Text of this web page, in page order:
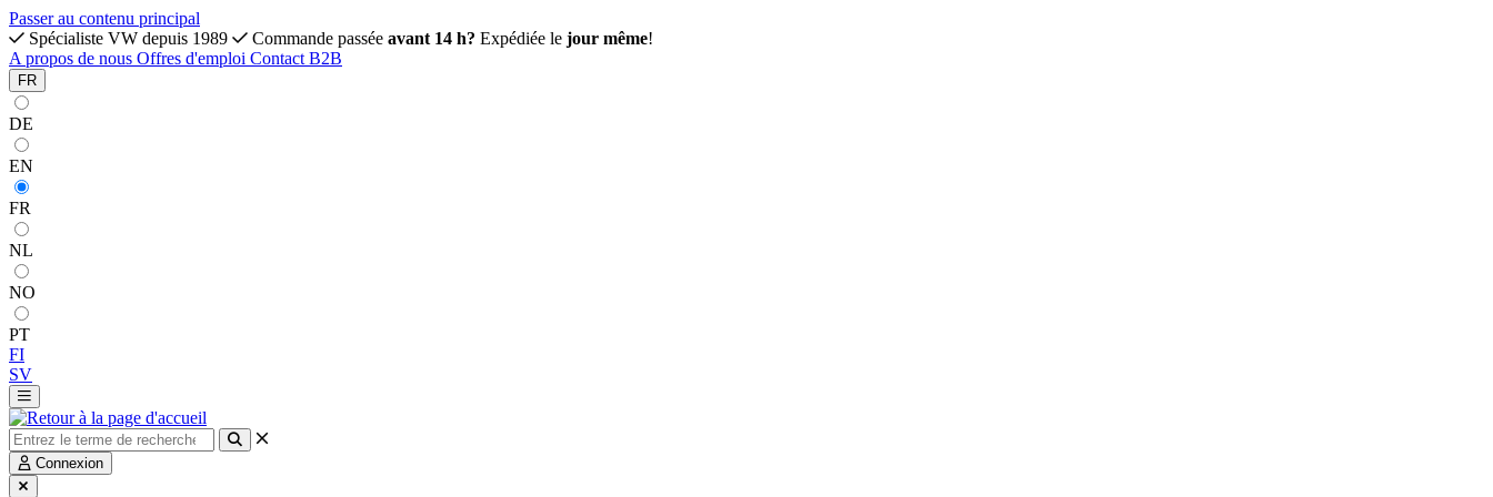
Passer au contenu principal
Spécialiste VW depuis 1989
Commande passée avant 14 h? Expédiée le jour même!
A propos de nous Offres d'emploi Contact B2B
FR
DE
EN
FR
NL
NO
PT
FI
SV
Connexion